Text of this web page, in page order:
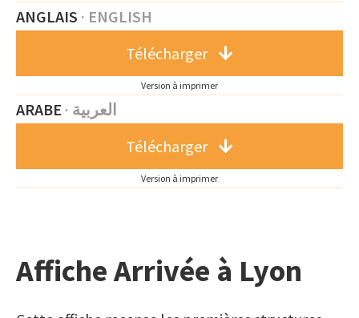
ANGLAIS · ENGLISH
Télécharger
Version à imprimer
ARABE · العربية
Télécharger
Version à imprimer
Affiche Arrivée à Lyon